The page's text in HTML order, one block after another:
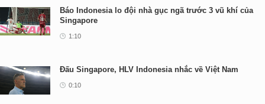
Báo Indonesia lo đội nhà gục ngã trước 3 vũ khí của
Singapore
1:10
Đấu Singapore, HLV Indonesia nhắc về Việt Nam
0:10